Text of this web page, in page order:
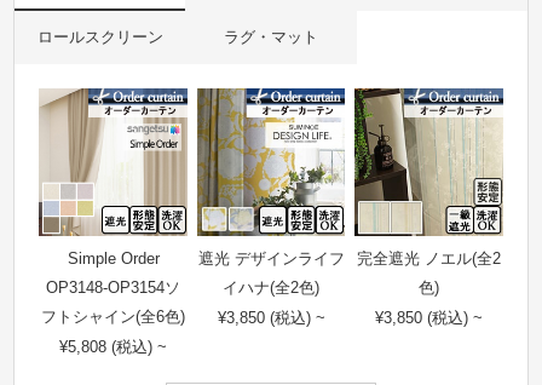
ロールスクリーン ラグ・マット
Simple Order
OP3148-OP3154ソ
フトシャイン(全6色)
¥5,808 (税込) ~
遮光 デザインライフ
イハナ(全2色)
¥3,850 (税込) ~
完全遮光 ノエル(全2
色)
¥3,850 (税込) ~